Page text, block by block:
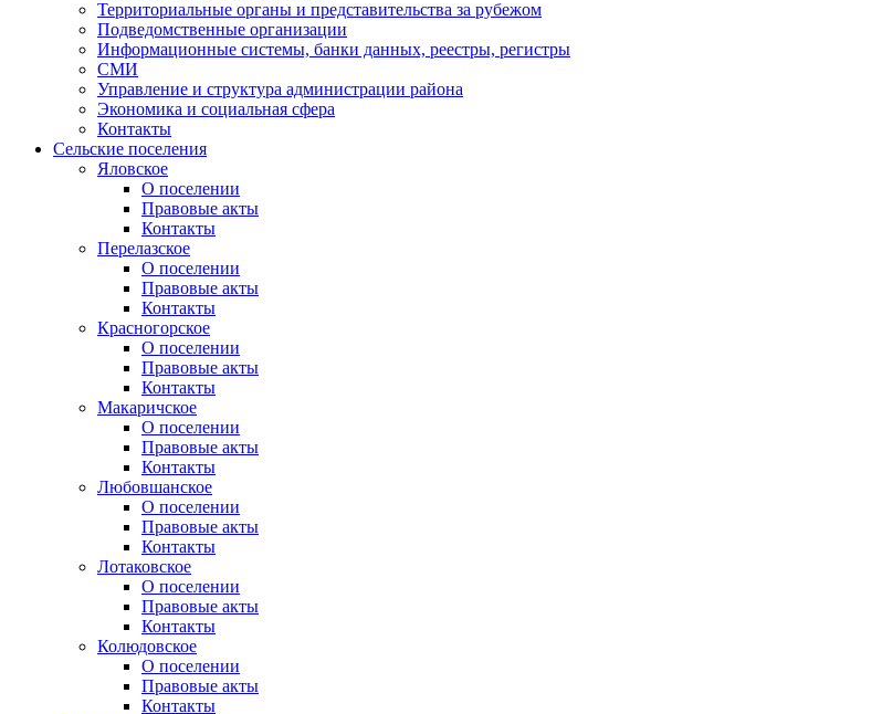
Территориальные органы и представительства за рубежом
Подведомственные организации
Информационные системы, банки данных, реестры, регистры
СМИ
Управление и структура администрации района
Экономика и социальная сфера
Контакты
Сельские поселения
Яловское
О поселении
Правовые акты
Контакты
Перелазское
О поселении
Правовые акты
Контакты
Красногорское
О поселении
Правовые акты
Контакты
Макаричское
О поселении
Правовые акты
Контакты
Любовшанское
О поселении
Правовые акты
Контакты
Лотаковское
О поселении
Правовые акты
Контакты
Колюдовское
О поселении
Правовые акты
Контакты